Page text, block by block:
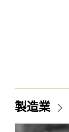
製造業